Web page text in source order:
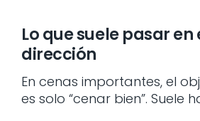
Lo que suele pasar
dirección
En cenas importantes, el
es solo “cenar bien”. Suele